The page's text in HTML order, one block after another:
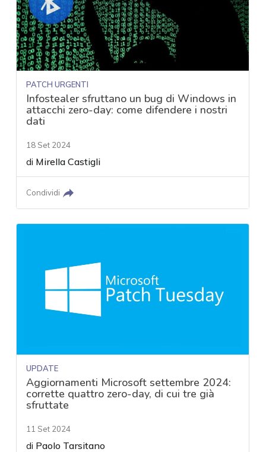
PATCH URGENTI
Infostealer sfruttano un bug di Windows in
attacchi zero-day: come difendere i nostri
dati
18 Set 2024
di Mirella Castigli
Condividi
UPDATE
Aggiornamenti Microsoft settembre 2024:
corrette quattro zero-day, di cui tre già
sfruttate
11 Set 2024
di Paolo Tarsitano